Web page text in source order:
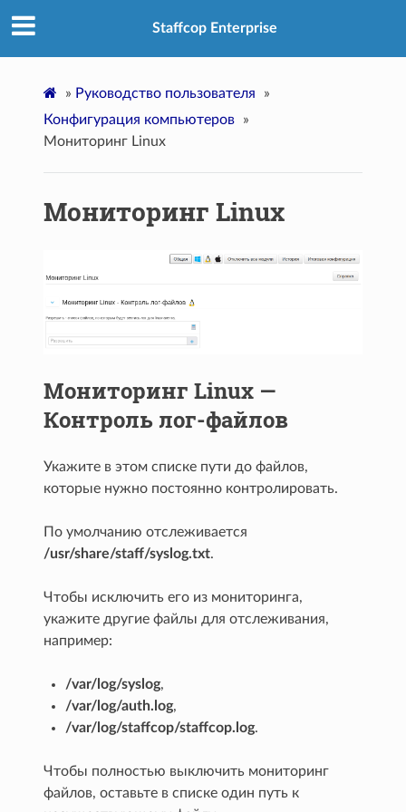
Staffcop Enterprise
» Руководство пользователя
»
Конфигурация компьютеров
»
Мониторинг Linux
Мониторинг Linux
Мониторинг Linux —
Контроль лог-файлов
Укажите в этом списке пути до файлов,
которые нужно постоянно контролировать.
По умолчанию отслеживается
/usr/share/staff/syslog.txt.
Чтобы исключить его из мониторинга,
укажите другие файлы для отслеживания,
например:
/var/log/syslog,
/var/log/auth.log,
/var/log/staffcop/staffcop.log.
Чтобы полностью выключить мониторинг
файлов, оставьте в списке один путь к